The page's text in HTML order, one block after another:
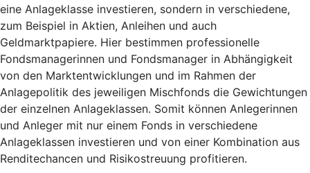
eine Anlageklasse investieren, sondern in verschiedene,
zum Beispiel in Aktien, Anleihen und auch
Geldmarktpapiere. Hier bestimmen professionelle
Fondsmanagerinnen und Fondsmanager in Abhängigkeit
von den Marktentwicklungen und im Rahmen der
Anlagepolitik des jeweiligen Mischfonds die Gewichtungen
der einzelnen Anlageklassen. Somit können Anlegerinnen
und Anleger mit nur einem Fonds in verschiedene
Anlageklassen investieren und von einer Kombination aus
Renditechancen und Risikostreuung profitieren.